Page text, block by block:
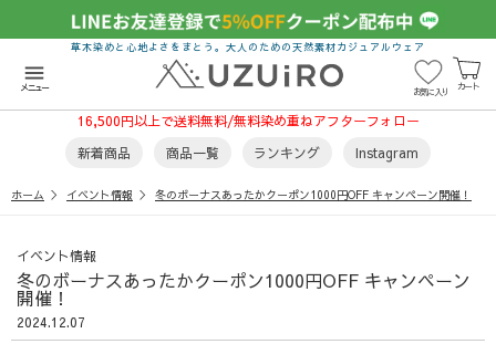
menu
メニュー お気に入り カート
草木染めと心地よさをまとう。大人のための天然素材カジュアルウェア
16,500円以上で送料無料/無料染め重ねアフターフォロー
新着商品
商品一覧 ランキング Instagram
ホーム イベント情報 冬のボーナスあったかクーポン1000円OFF キャンペーン開催！
イベント情報
冬のボーナスあったかクーポン1000円OFF キャンペーン
開催！
2024.12.07